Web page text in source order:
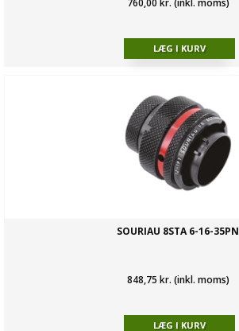
760,00 kr. (inkl. moms)
SOURIAU 8STA 6-16-35PN
848,75 kr. (inkl. moms)